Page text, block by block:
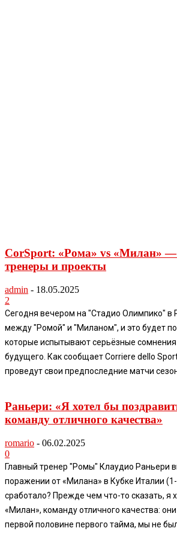
CorSport: «Рома» vs «Милан»
тренеры и проекты
admin - 18.05.2025
2
Сегодня вечером на "Стадио Олимпико" в
между "Ромой" и "Миланом", и это будет
которые испытывают серьёзные
будущего. Как сообщает Corriere dello
проведут свои предпоследние матчи
Раньери: «Я хотел бы
команду отличного качества»
romario - 06.02.2025
0
Главный тренер "Ромы" Клаудио Раньери
поражении от «Милана» в Кубке Италии
сработало? Прежде чем что-то сказать, я
«Милан», команду отличного качества:
первой половине первого тайма, мы не